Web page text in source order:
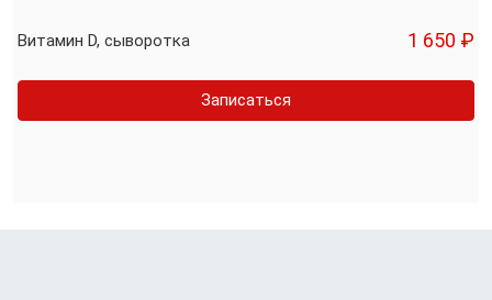
Витамин D, сыворотка 1 650 ₽
Записаться